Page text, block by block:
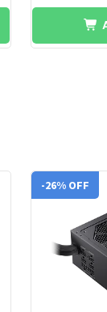
-26% OFF